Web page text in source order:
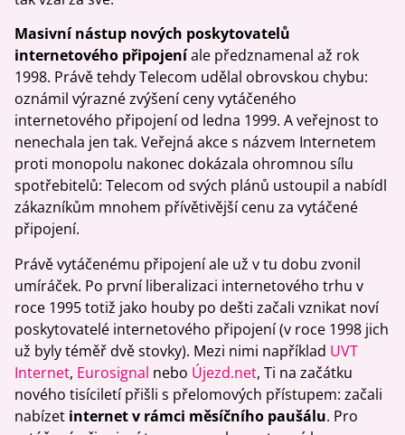
Masivní nástup nových poskytovatelů
internetového připojeníale předznamenal až rok
1998. Právě tehdy Telecom udělal obrovskou chybu:
oznámil výrazné zvýšení ceny vytáčeného
internetového připojení od ledna 1999. A veřejnost to
nenechala jen tak. Veřejná akce s názvem Internetem
proti monopolu nakonec dokázala ohromnou sílu
spotřebitelů: Telecom od svých plánů ustoupil a nabídl
zákazníkům mnohem přívětivější cenu za vytáčené
připojení.
Právě vytáčenému připojení ale už v tu dobu zvonil
umíráček. Po první liberalizaci internetového trhu v
roce 1995 totiž jako houby po dešti začali vznikat noví
poskytovatelé internetového připojení (v roce 1998 jich
už byly téměř dvě stovky). Mezi nimi například UVT
Internet, Eurosignal nebo Újezd.net, Ti na začátku
nového tisíciletí přišli s přelomových přístupem: začali
nabízet internet v rámci měsíčního paušálu. Pro